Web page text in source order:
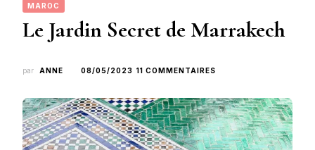
MAROC
Le Jardin Secret de Marrakech
par ANNE 08/05/2023 11 COMMENTAIRES
SECRET
DE
MARRAKECH